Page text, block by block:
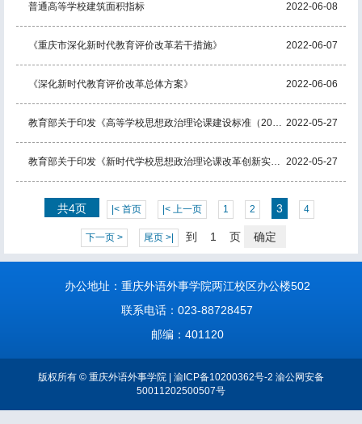
普通高等学校建筑面积指标 2022-06-08
《重庆市深化新时代教育评价改革若干措施》 2022-06-07
《深化新时代教育评价改革总体方案》 2022-06-06
教育部关于印发《高等学校思想政治理论课建设标准（2021年本）》的通知 2022-05-27
教育部关于印发《新时代学校思想政治理论课改革创新实施方案》的通知 2022-05-27
共4页 |< 首页 |< 上一页 1 2 3 4
下一页 > 尾页 >| 到 页 确定
办公地址：重庆外语外事学院两江校区办公楼502
联系电话：023-88728457
邮编：401120
版权所有 © 重庆外语外事学院 | 渝ICP备10200362号-2 渝公网安备
50011202500507号